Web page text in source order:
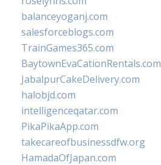
balanceyoganj.com
salesforceblogs.com
TrainGames365.com
BaytownEvaCationRentals.com
JabalpurCakeDelivery.com
halobjd.com
intelligenceqatar.com
PikaPikaApp.com
takecareofbusinessdfw.org
HamadaOfJapan.com